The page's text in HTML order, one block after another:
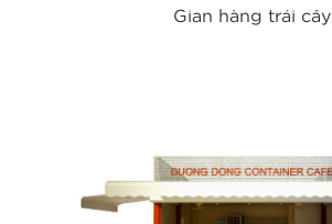
Gian hàng trái cây